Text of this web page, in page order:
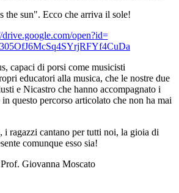
the sun". Ecco che arriva il sole!
drive.google.com/open?id=
uDa
capaci di porsi come musicisti
educatori alla musica, che le nostre due
e Nicastro che hanno accompagnato i
questo percorso articolato che non ha mai
i ragazzi cantano per tutti noi, la gioia di
comunque esso sia!
Giovanna Moscato